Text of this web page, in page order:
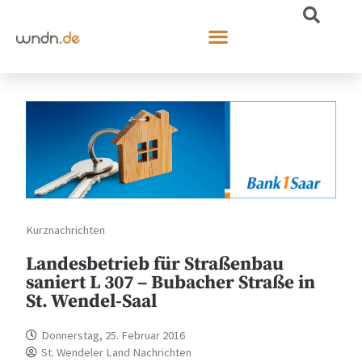
Kurznachrichten
Landesbetrieb für Straßenbau
saniert L 307 – Bubacher Straße in
St. Wendel-Saal
Donnerstag, 25. Februar 2016
St. Wendeler Land Nachrichten